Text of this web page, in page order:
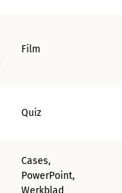
Film
Quiz
Cases,
PowerPoint,
Werkblad